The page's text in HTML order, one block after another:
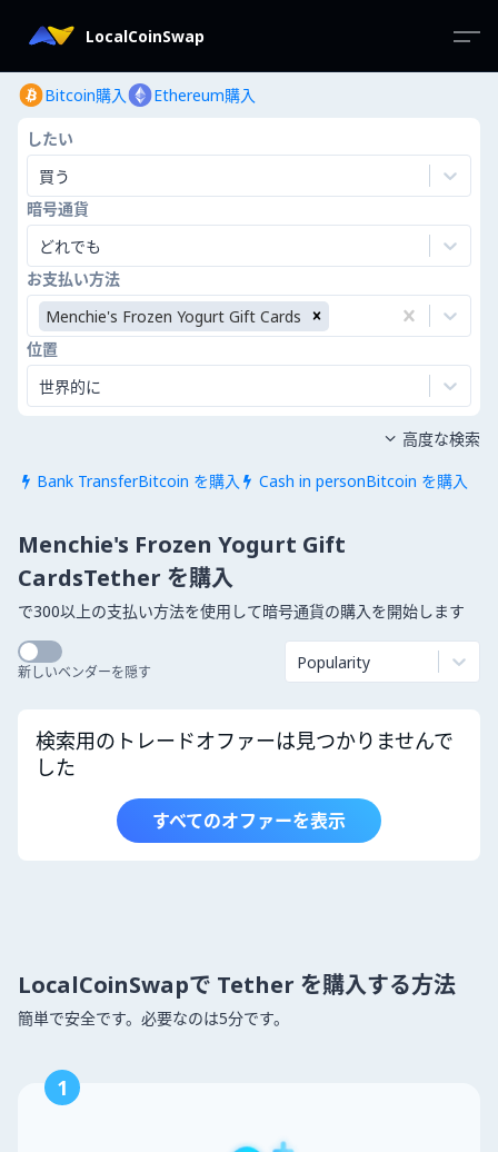
LocalCoinSwap
Bitcoin購入 Ethereum購入
したい
買う
暗号通貨
どれでも
お支払い方法
Menchie's Frozen Yogurt Gift Cards
位置
世界的に
 Bank TransferBitcoin を購入  Cash in personBitcoin を購入
 高度な検索
Menchie's Frozen Yogurt Gift
CardsTether を購入
で300以上の支払い方法を使用して暗号通貨の購入を開始します
新しいベンダーを隠す Popularity
検索用のトレードオファーは見つかりませんで
した
すべてのオファーを表示
LocalCoinSwapで Tether を購入する方法
簡単で安全です。必要なのは5分です。
1